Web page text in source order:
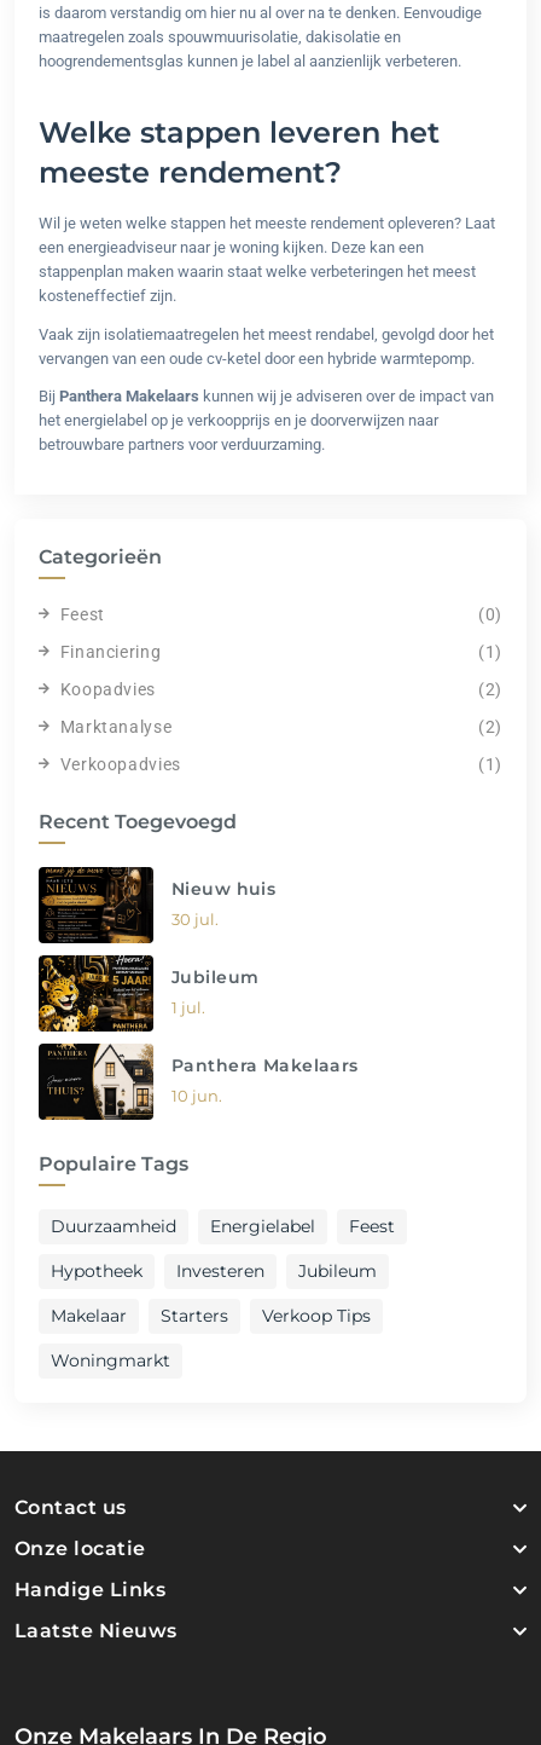
is daarom verstandig om hier nu al over na te denken. Eenvoudige
maatregelen zoals spouwmuurisolatie, dakisolatie en
hoogrendementsglas kunnen je label al aanzienlijk verbeteren.
Welke stappen leveren het
meeste rendement?
Wil je weten welke stappen het meeste rendement opleveren? Laat
een energieadviseur naar je woning kijken. Deze kan een
stappenplan maken waarin staat welke verbeteringen het meest
kosteneffectief zijn.
Vaak zijn isolatiemaatregelen het meest rendabel, gevolgd door het
vervangen van een oude cv-ketel door een hybride warmtepomp.
Bij Panthera Makelaars kunnen wij je adviseren over de impact van
het energielabel op je verkoopprijs en je doorverwijzen naar
betrouwbare partners voor verduurzaming.
Categorieën
Feest
(0)
Financiering
(1)
Koopadvies
(2)
Marktanalyse
(2)
Verkoopadvies
(1)
Recent Toegevoegd
Nieuw huis
30 jul.
Jubileum
1 jul.
Panthera Makelaars
10 jun.
Populaire Tags
Duurzaamheid Energielabel Feest
Hypotheek Investeren Jubileum
Makelaar Starters Verkoop Tips
Woningmarkt
Contact us
Onze locatie
Handige Links
Laatste Nieuws
Onze Makelaars In De Regio